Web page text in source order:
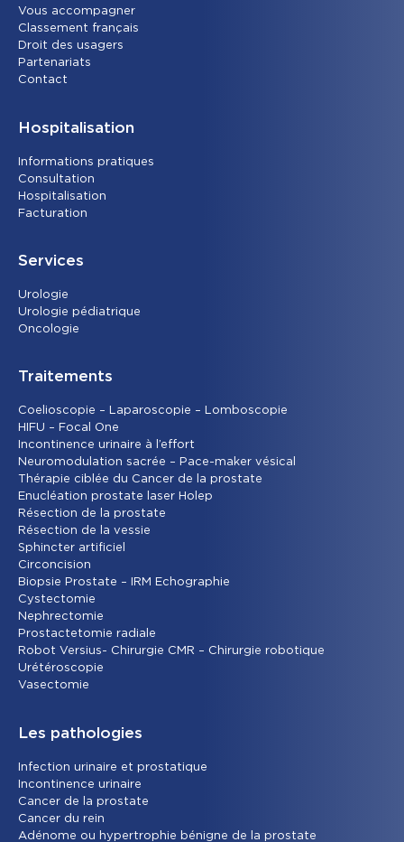
Vous accompagner
Classement français
Droit des usagers
Partenariats
Contact
Hospitalisation
Informations pratiques
Consultation
Hospitalisation
Facturation
Services
Urologie
Urologie pédiatrique
Oncologie
Traitements
Coelioscopie – Laparoscopie – Lomboscopie
HIFU – Focal One
Incontinence urinaire à l’effort
Neuromodulation sacrée – Pace-maker vésical
Thérapie ciblée du Cancer de la prostate
Enucléation prostate laser Holep
Résection de la prostate
Résection de la vessie
Sphincter artificiel
Circoncision
Biopsie Prostate – IRM Echographie
Cystectomie
Nephrectomie
Prostactetomie radiale
Robot Versius- Chirurgie CMR – Chirurgie robotique
Urétéroscopie
Vasectomie
Les pathologies
Infection urinaire et prostatique
Incontinence urinaire
Cancer de la prostate
Cancer du rein
Adénome ou hypertrophie bénigne de la prostate